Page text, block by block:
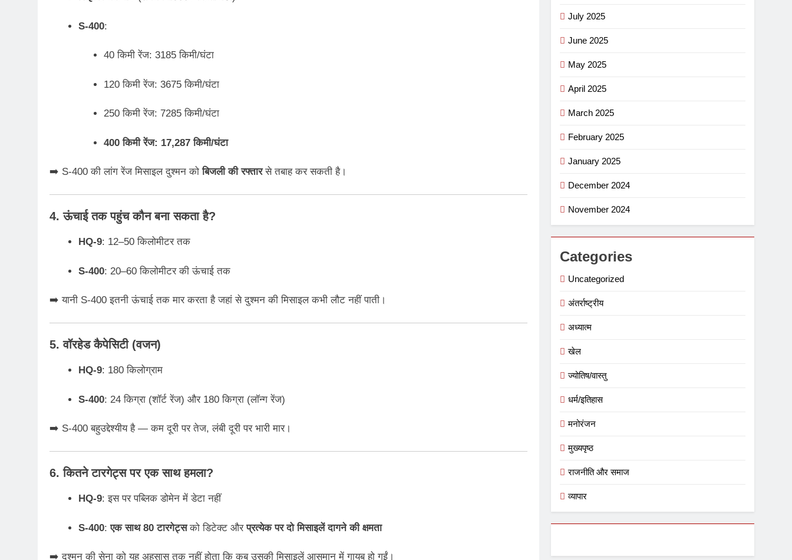
S-400:
40 किमी रेंज: 3185 किमी/घंटा
120 किमी रेंज: 3675 किमी/घंटा
250 किमी रेंज: 7285 किमी/घंटा
400 किमी रेंज: 17,287 किमी/घंटा
➡️ S-400 की लांग रेंज मिसाइल दुश्मन कोबिजली की रफ्तारसे तबाह कर सकती है।
4. ऊंचाई तक पहुंच कौन बना सकता है?
HQ-9: 12–50 किलोमीटर तक
S-400: 20–60 किलोमीटर की ऊंचाई तक
➡️ यानी S-400 इतनी ऊंचाई तक मार करता है जहां से दुश्मन की मिसाइल कभी लौट नहीं पाती।
5. वॉरहेड कैपेसिटी (वजन)
HQ-9: 180 किलोग्राम
S-400: 24 किग्रा (शॉर्ट रेंज) और 180 किग्रा (लॉन्ग रेंज)
➡️ S-400 बहुउद्देश्यीय है — कम दूरी पर तेज, लंबी दूरी पर भारी मार।
6. कितने टारगेट्स पर एक साथ हमला?
HQ-9: इस पर पब्लिक डोमेन में डेटा नहीं
S-400:एक साथ 80 टारगेट्सको डिटेक्ट औरप्रत्येक पर दो मिसाइलें दागने की क्षमता
➡️ दुश्मन की सेना को यह अहसास तक नहीं होता कि कब उसकी मिसाइलें आसमान में गायब हो गईं।
July 2025
June 2025
May 2025
April 2025
March 2025
February 2025
January 2025
December 2024
November 2024
Categories
Uncategorized
अंतर्राष्ट्रीय
अध्यात्म
खेल
ज्योतिष/वास्तु
धर्म/इतिहास
मनोरंजन
मुख्यपृष्ठ
राजनीति और समाज
व्यापार